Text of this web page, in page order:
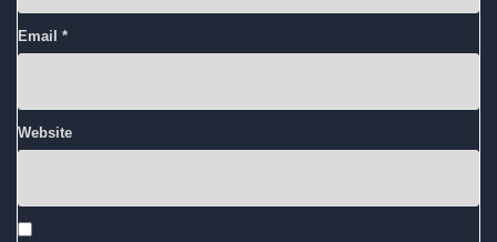
Email *
Website